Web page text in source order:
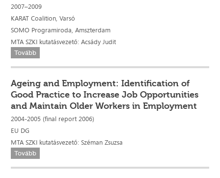
2007–2009
KARAT Coalition, Varsó
SOMO Programiroda, Amszterdam
MTA SZKI kutatásvezető: Acsády Judit
Tovább
Ageing and Employment: Identification of
Good Practice to Increase Job Opportunities
and Maintain Older Workers in Employment
2004-2005 (final report 2006)
EU DG
MTA SZKI kutatásvezető: Széman Zsuzsa
Tovább